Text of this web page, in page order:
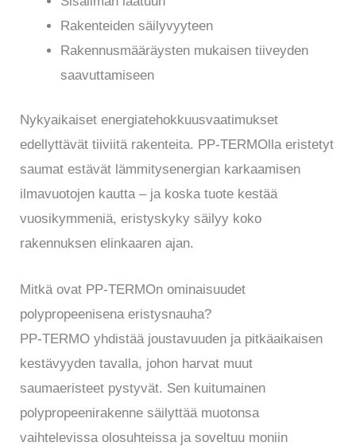
Rakenteiden säilyvyyteen
Rakennusmääräysten mukaisen tiiveyden
saavuttamiseen
Nykyaikaiset energiatehokkuusvaatimukset
edellyttävät tiiviitä rakenteita. PP-TERMOlla eristetyt
saumat estävät lämmitysenergian karkaamisen
ilmavuotojen kautta – ja koska tuote kestää
vuosikymmeniä, eristyskyky säilyy koko
rakennuksen elinkaaren ajan.
Mitkä ovat PP-TERMOn ominaisuudet
polypropeenisena eristysnauha?
PP-TERMO yhdistää joustavuuden ja pitkäaikaisen
kestävyyden tavalla, johon harvat muut
saumaeristeet pystyvät. Sen kuitumainen
polypropeenirakenne säilyttää muotonsa
vaihtelevissa olosuhteissa ja soveltuu moniin